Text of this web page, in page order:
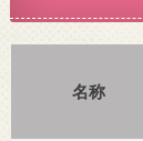
名称